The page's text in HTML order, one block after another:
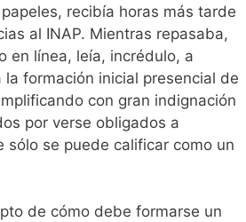
recibía horas más tarde
al INAP. Mientras repasaba,
en línea, leía, incrédulo, a
formación inicial presencial de
con gran indignación
por verse obligados a
sólo se puede calificar como un
de cómo debe formarse un